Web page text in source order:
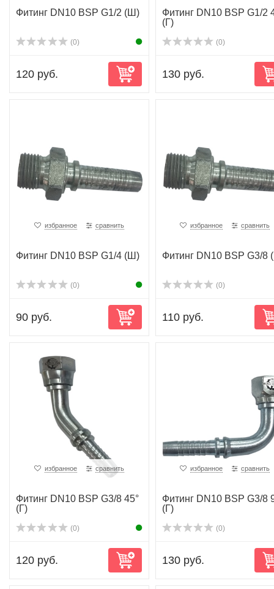
Фитинг DN10 BSP G1/2 (Ш)
(0)
120 руб.
Фитинг DN10 BSP G1/2
(Г)
(0)
130 руб.
избранное сравнить
Фитинг DN10 BSP G1/4 (Ш)
(0)
90 руб.
избранное сравнить
Фитинг DN10 BSP G3/8
(0)
110 руб.
избранное сравнить
Фитинг DN10 BSP G3/8 45°
(Г)
(0)
120 руб.
избранное сравнить
Фитинг DN10 BSP G3/8
(Г)
(0)
130 руб.